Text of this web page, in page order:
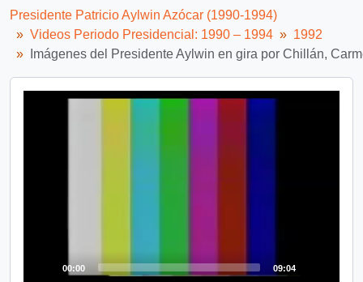
Presidente Patricio Aylwin Azócar (1990-1994)
Videos Periodo Presidencial: 1990 – 1994
1992
Imágenes del Presidente Aylwin en gira por Chillán,
Video
00:00 09:04